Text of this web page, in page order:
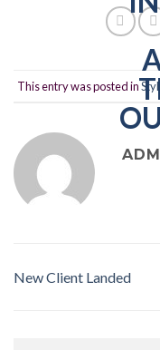
This entry was posted in
New Client Landed